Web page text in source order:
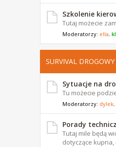
Szkolenie
Tutaj możecie
Moderatorzy: ella,
SURVIVAL DROGOWY
Sytuacje na
Tu możecie
Moderatorzy: dylek,
Porady
Tutaj mile będą
dotyczące